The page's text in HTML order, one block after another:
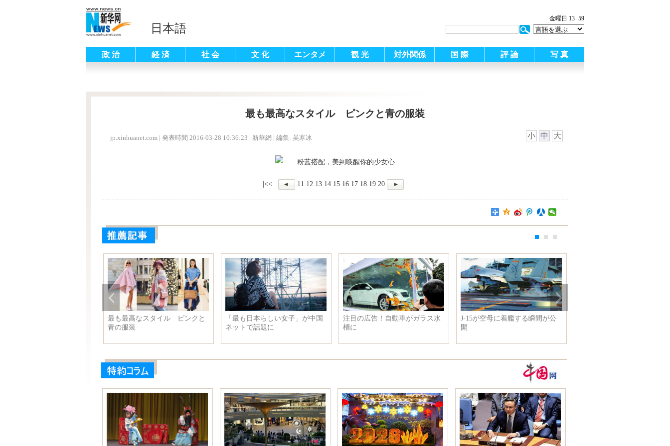
日本語
金曜日 13 59
政 治 経 済 社 会 文 化 エンタメ 観 光 対外関係 国 際 評 論 写 真
最も最高なスタイル ピンクと青の服装
jp.xinhuanet.com | 発表時間 2016-03-28 10:36:23 | 新華網 | 編集: 吴寒冰 小 中 大
|<< 11 12 13 14 15 16 17 18 19 20
最も最高なスタイル ピンクと
青の服装
「最も日本らしい女子」が中国
ネットで話題に
注目の広告！自動車がガラス水
槽に
J-15が空母に着艦する瞬間が公
開